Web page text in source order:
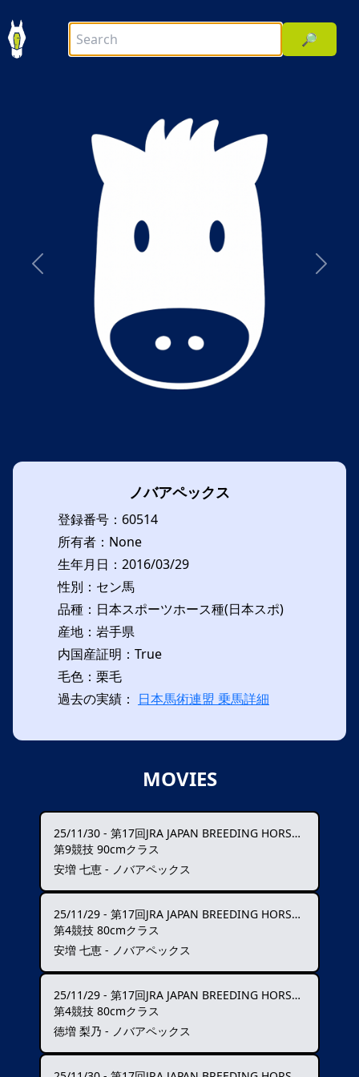
🔎
前へ 次へ
ノバアペックス
登録番号：60514
所有者：None
生年月日：2016/03/29
性別：セン馬
品種：日本スポーツホース種(日本スポ)
産地：岩手県
内国産証明：True
毛色：栗毛
過去の実績： 日本馬術連盟 乗馬詳細
MOVIES
25/11/30 - 第17回JRA JAPAN BREEDING HORSE SHOW
第9競技 90cmクラス
安増 七恵 - ノバアペックス
25/11/29 - 第17回JRA JAPAN BREEDING HORSE SHOW
第4競技 80cmクラス
安増 七恵 - ノバアペックス
25/11/29 - 第17回JRA JAPAN BREEDING HORSE SHOW
第4競技 80cmクラス
徳増 梨乃 - ノバアペックス